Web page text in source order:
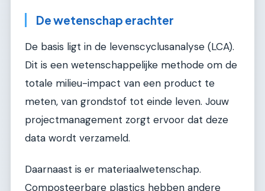
De wetenschap erachter
De basis ligt in de levenscyclusanalyse (LCA).
Dit is een wetenschappelijke methode om de
totale milieu-impact van een product te
meten, van grondstof tot einde leven. Jouw
projectmanagement zorgt ervoor dat deze
data wordt verzameld.
Daarnaast is er materiaalwetenschap.
Composteerbare plastics hebben andere